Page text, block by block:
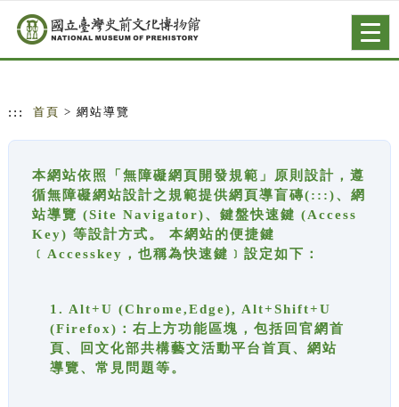
跳到主要內容
網站導覽
::: 首頁 > 網站導覽
本網站依照「無障礙網頁開發規範」原則設計，遵
循無障礙網站設計之規範提供網頁導盲磚(:::)、網
站導覽 (Site Navigator)、鍵盤快速鍵 (Access
Key) 等設計方式。 本網站的便捷鍵
﹝Accesskey，也稱為快速鍵﹞設定如下：
1. Alt+U (Chrome,Edge), Alt+Shift+U
(Firefox)：右上方功能區塊，包括回官網首
頁、回文化部共構藝文活動平台首頁、網站
導覽、常見問題等。